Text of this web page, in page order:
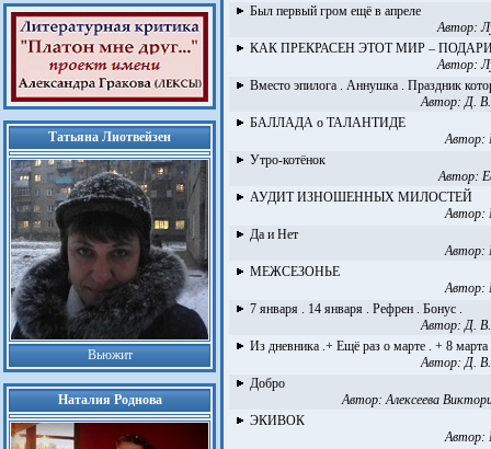
Татьяна Лиотвейзен
Вьюжит
Наталия Роднова
Был первый гром ещё в апреле
Автор:
КАК ПРЕКРАСЕН ЭТОТ МИР –
Автор:
Вместо эпилога . Аннушка . Праздник
Автор:Д.
БАЛЛАДА о ТАЛАНТИДЕ
Автор:
Утро-котёнок
Автор:
АУДИТ ИЗНОШЕННЫХ МИЛОСТЕЙ
Автор:
Да и Нет
Автор:
МЕЖСЕЗОНЬЕ
Автор:
7 января . 14 января . Рефрен . Бонус .
Автор:Д.
Из дневника .+ Ещё раз о марте . + 8 марта
Автор:Д.
Добро
Автор:Алексеева
ЭКИВОК
Автор: